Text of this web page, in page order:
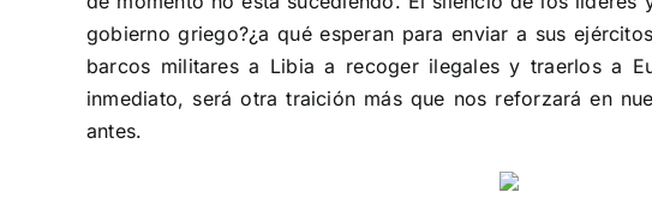
gobierno griego?¿a qué esperan para enviar a sus
barcos militares a Libia a recoger ilegales y traerlos a
inmediato, será otra traición más que nos reforzará en
antes.